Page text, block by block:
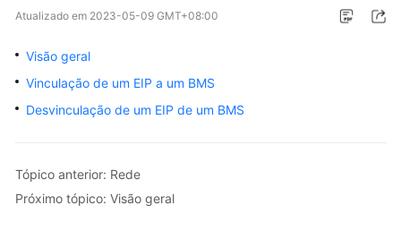
geral
serviço
Primeiros
passos
de
Atualizado em 2023-05-09 GMT+08:00
Visão geral
Vinculação de um EIP a um BMS
Desvinculação de um EIP de um BMS
Tópico anterior: Rede
Próximo tópico: Visão geral